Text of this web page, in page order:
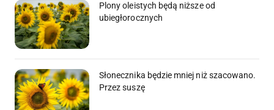
Plony oleistych będą niższe od
ubiegłorocznych
Słonecznika będzie mniej niż szacowano.
Przez suszę